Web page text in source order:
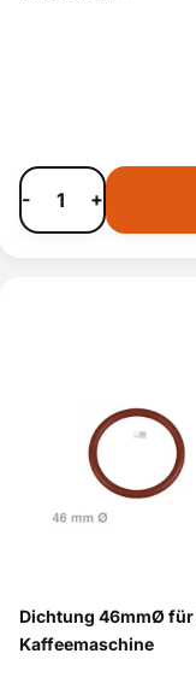
- +
Dichtung 46mmØ
Kaffeemaschine